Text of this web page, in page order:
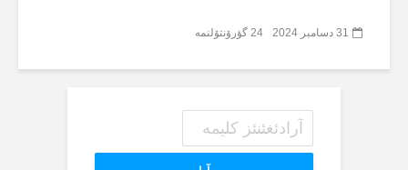
31 دسامبر 2024 24 گؤرۆنتۆلنمە